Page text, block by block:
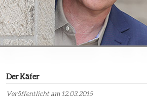
Der Käfer
Veröffentlicht am 12.03.2015